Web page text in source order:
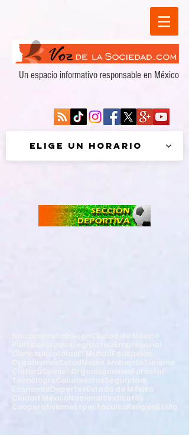
Un espacio informativo responsable en México
Elige un horario
Ciudad de México
Empresarial
Organismos
Medio Ambiente
Turismo
Opinión Organizaciones
Forestal
Columnistas
Seguridad
Deportes
Estado de México
Ciudad México
Sindicatos
Cooperativismo
Espectáculos Religión Estilo